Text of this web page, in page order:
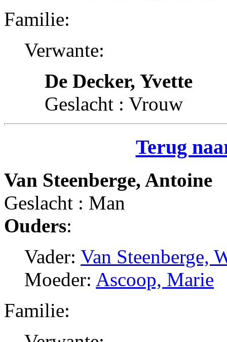
Familie:
Verwante:
De Decker, Yvette
Geslacht : Vrouw
Terug
Van Steenberge, Antoine
Geslacht : Man
Ouders:
Vader: Van Steenberge,
Moeder: Ascoop, Marie
Familie: